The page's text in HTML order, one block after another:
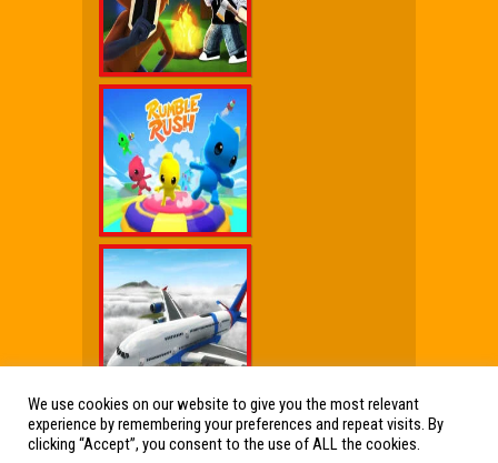
Wx Cheat Games|Click Jogos Pro|Humor wx
We use cookies on our website to give you the most relevant
experience by remembering your preferences and repeat visits. By
clicking “Accept”, you consent to the use of ALL the cookies.